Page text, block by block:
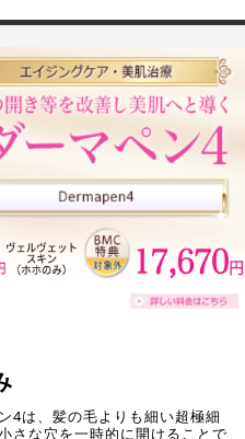
4は、髪の毛よりも細い超極細
さな穴を一時的に開けることで